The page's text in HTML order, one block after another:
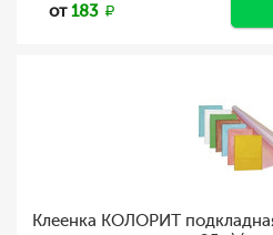
от183
Клеенка КОЛОРИТ